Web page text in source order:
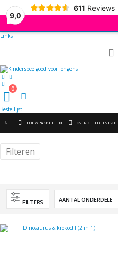
9,0
611 Reviews
Links
kar
0
Bestellijst
BOUWPAKKETTEN OVERIGE TECHNISCH
FILTERS
Filteren